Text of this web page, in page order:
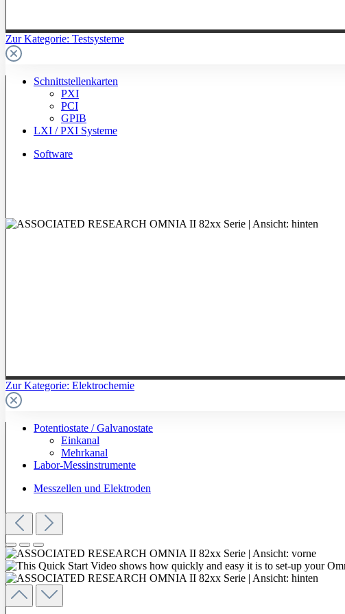
Zur Kategorie: Testsysteme
Schnittstellenkarten
PXI
PCI
GPIB
LXI / PXI Systeme
Software
Zur Kategorie: Elektrochemie
Potentiostate / Galvanostate
Einkanal
Mehrkanal
Labor-Messinstrumente
Messzellen und Elektroden